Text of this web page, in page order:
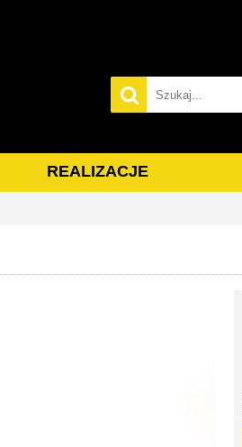
REALIZACJE